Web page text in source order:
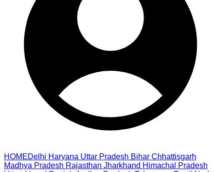
HOMEDelhi Haryana Uttar Pradesh Bihar Chhattisgarh
Madhya Pradesh Rajasthan Jharkhand Himachal Pradesh